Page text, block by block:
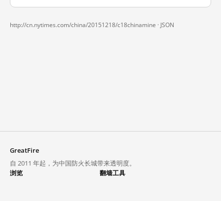
http://cn.nytimes.com/china/20151218/c18chinamine · JSON
GreatFire
自 2011 年起，为中国防火长城带来透明度。
浏览
翻墙工具